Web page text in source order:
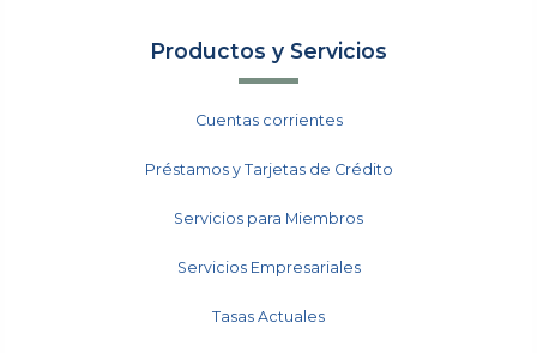
Productos y Servicios
Cuentas corrientes
Préstamos y Tarjetas de Crédito
Servicios para Miembros
Servicios Empresariales
Tasas Actuales